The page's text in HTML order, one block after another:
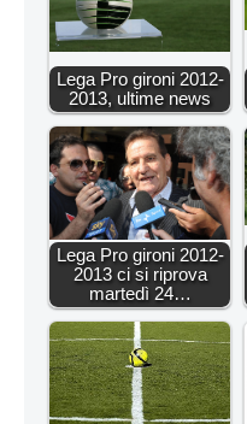
Lega Pro gironi 2012-
2013, ultime news
Lega Pro gironi 2012-
2013 ci si riprova
martedì 24…